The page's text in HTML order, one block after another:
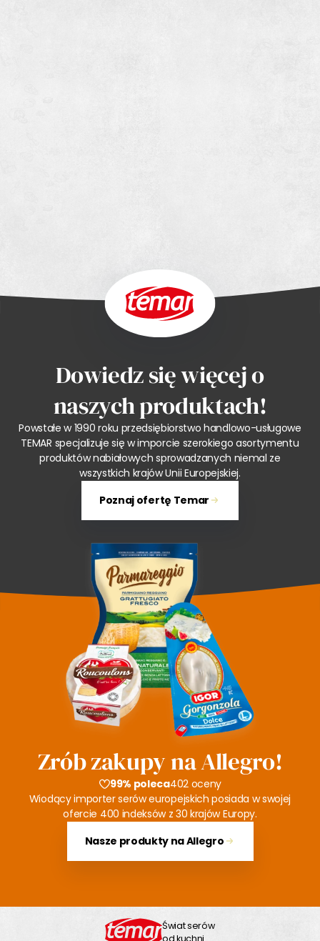
Dowiedz się więcej o
naszych produktach!
Powstałe w 1990 roku przedsiębiorstwo handlowo-usługowe
TEMAR specjalizuje się w imporcie szerokiego asortymentu
produktów nabiałowych sprowadzanych niemal ze
wszystkich krajów Unii Europejskiej.
Poznaj ofertę Temar
Zrób zakupy na Allegro!
99% poleca402 oceny
Wiodący importer serów europejskich posiada w swojej
ofercie 400 indeksów z 30 krajów Europy.
Nasze produkty na Allegro
Świat serów
od kuchni